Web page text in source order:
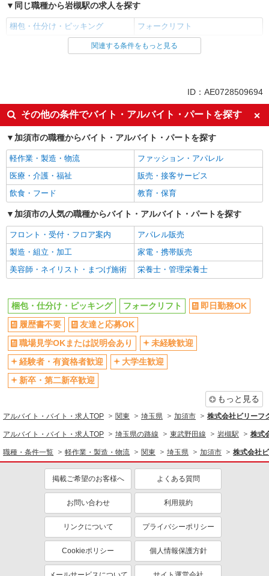
同じ職種から岩槻駅の求人を探す
梱包・仕分け・ピッキング フォークリフト
同じ雇用形態から岩槻駅の求人を探す
同じ特徴から岩槻駅の求人を探す
即日勤務OK
履歴書不要
友達と応募OK
職場見学OKまたは説明会あり
未経験歓迎
経験者・有資格者歓迎
大学生歓迎
新卒・第二新卒歓迎
女性活躍中
主婦・主夫歓迎
フリーター歓迎
学歴不問
ブランクOK
ミドル（40代～）活躍中
エルダー（50代～）活躍中
日払い
週払い
給与前払いOK
髪型・髪色自由
髭（ひげ）OK
オープニングスタッフ
禁煙・分煙
車通勤OK
バイク通勤OK
自転車通勤OK
残業少なめ（月20h未満）
交通費支給
社会保険あり
同じ職種から求人を探す
軽作業・製造・物流
梱包・仕分け・ピッキング
フォークリフト
同じ特徴から求人を探す
未経験歓迎
大学生歓迎
ミドル（40代～）活躍中
日払い
オープニングスタッフ
交通費支給
社会保険あり
関連する条件をもっと見る
ID：AE0728509694
その他の条件でバイト・アルバイト・パートを探す
加須市の職種からバイト・アルバイト・パートを探す
軽作業・製造・物流
ファッション・アパレル
医療・介護・福祉
販売・接客サービス
飲食・フード
教育・保育
加須市の人気の職種からバイト・アルバイト・パートを探す
フロント・受付・フロア案内
アパレル販売
製造・組立・加工
家電・携帯販売
美容師・ネイリスト・まつげ施術
栄養士・管理栄養士
梱包・仕分け・ピッキング フォークリフト
即日勤務OK
履歴書不要
友達と応募OK
職場見学OKまたは説明会あり
未経験歓迎
経験者・有資格者歓迎
大学生歓迎
新卒・第二新卒歓迎
もっと見る
アルバイト・バイト・求人TOP 関東 埼玉県 加須市 株式会社ビリーフ
アルバイト・バイト・求人TOP 埼玉県の路線 東武野田線 岩槻駅 株式
職種・条件一覧 軽作業・製造・物流 関東 埼玉県 加須市 株式会社
掲載ご希望のお客様へ よくある質問
お問い合わせ 利用規約
リンクについて プライバシーポリシー
Cookieポリシー 個人情報保護方針